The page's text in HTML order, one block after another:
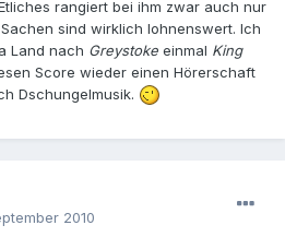
rangiert bei ihm zwar auch nur
sind wirklich lohnenswert. Ich
Land nach Greystoke einmal King
Score wieder einen Hörerschaft
Dschungelmusik.
2010